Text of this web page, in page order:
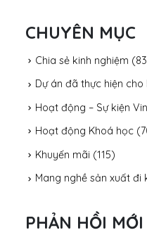
CHUYÊN MỤC
Chia sẻ kinh nghiệm
Dự án đã thực hiện
Hoạt động – Sự kiện
Hoạt động Khoá học
Khuyến mãi (115)
Mang nghề sản xuất đi
PHẢN HỒI MỚI